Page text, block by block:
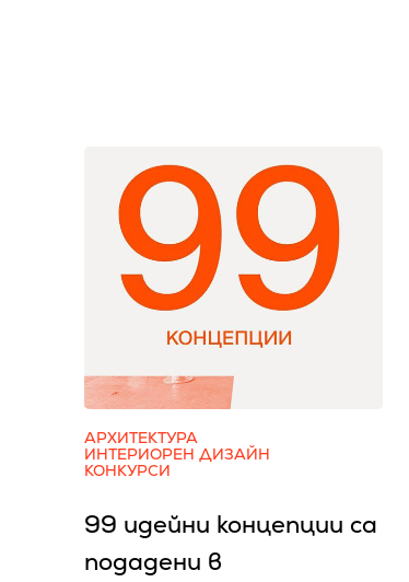
АРХИТЕКТУРА
ИНТЕРИОРЕН ДИЗАЙН
КОНКУРСИ
99 идейни концепции са
подадени в